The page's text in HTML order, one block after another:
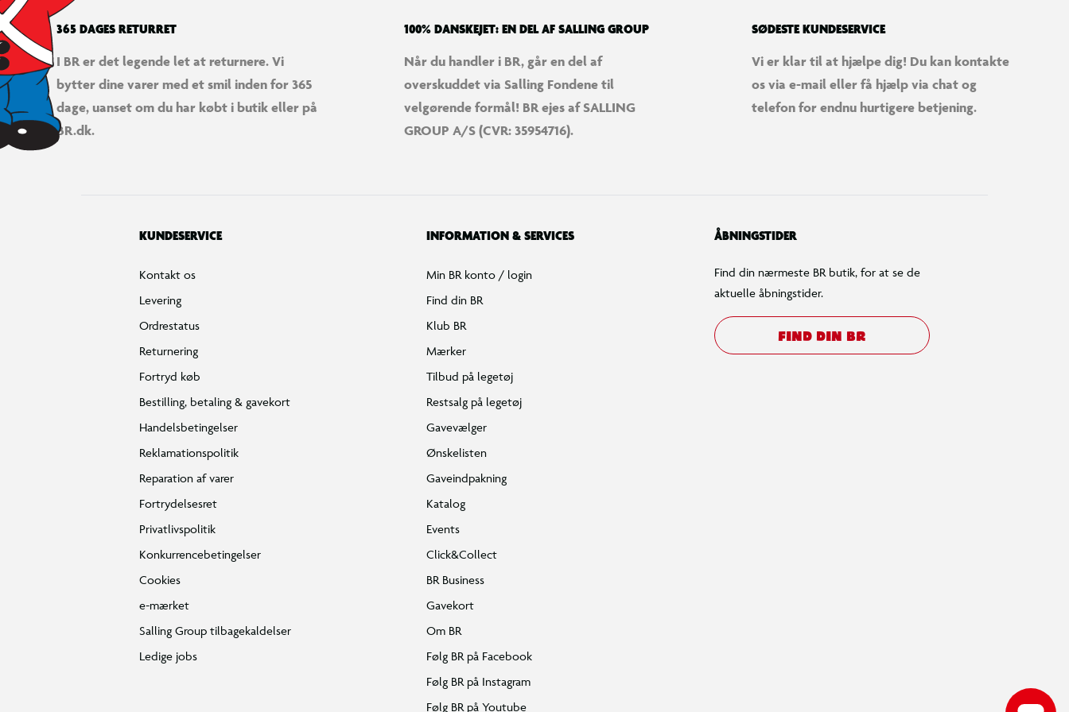
365 DAGES RETURRET
I BR er det legende let at returnere. Vi
bytter dine varer med et smil inden for 365
dage, uanset om du har købt i butik eller på
BR.dk.
100% DANSKEJET: EN DEL AF SALLING GROUP
Når du handler i BR, går en del af
overskuddet via Salling Fondene til
velgørende formål! BR ejes af SALLING
GROUP A/S (CVR: 35954716).
SØDESTE KUNDESERVICE
Vi er klar til at hjælpe dig! Du kan kontakte
os via e-mail eller få hjælp via chat og
telefon for endnu hurtigere betjening.
KUNDESERVICE
Kontakt os
Levering
Ordrestatus
Returnering
Fortryd køb
Bestilling, betaling & gavekort
Handelsbetingelser
Reklamationspolitik
Reparation af varer
Fortrydelsesret
Privatlivspolitik
Konkurrencebetingelser
Cookies
e-mærket
Salling Group tilbagekaldelser
Ledige jobs
INFORMATION & SERVICES
Min BR konto / login
Find din BR
Klub BR
Mærker
Tilbud på legetøj
Restsalg på legetøj
Gavevælger
Ønskelisten
Gaveindpakning
Katalog
Events
Click&Collect
BR Business
Gavekort
Om BR
Følg BR på Facebook
Følg BR på Instagram
Følg BR på Youtube
ÅBNINGSTIDER
Find din nærmeste BR butik, for at se de
aktuelle åbningstider.
FIND DIN BR